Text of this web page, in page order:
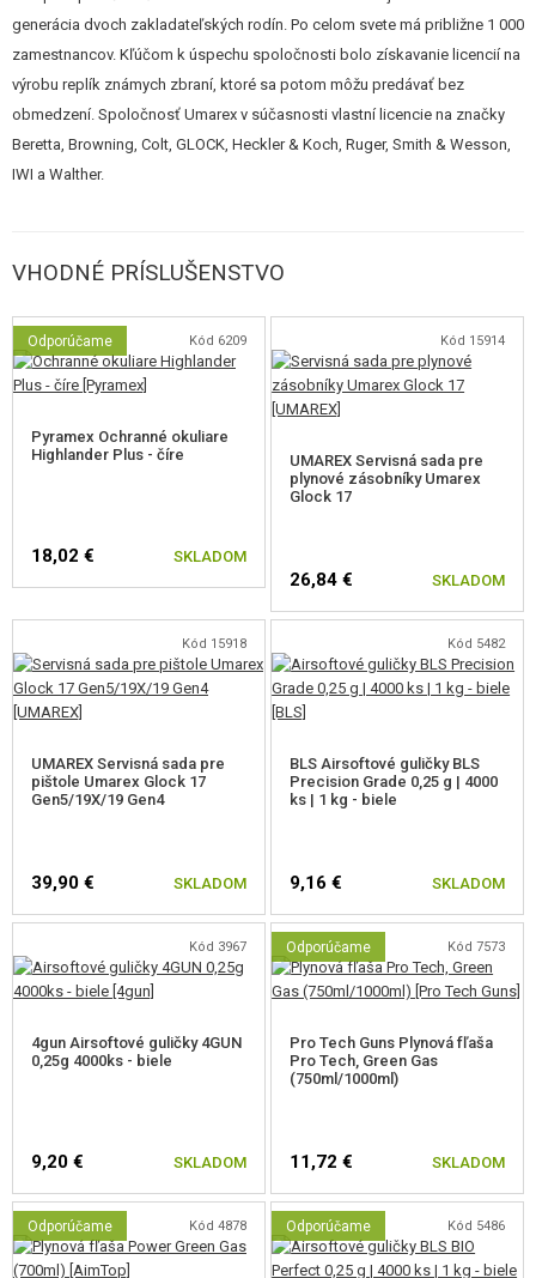
Jedná sa o predka pištoľou GLOCK - model, ktorý stál na samom
počiatku. Originál strieľal náboje kalibru 9 mm a táto licencovaná replika
strieľa 6 mm guličky, ktoré vychádzajú z hlavne s maximálnou energiou 1
Joule. Pokiaľ sa chcete presvedčiť, čo z tejto zbrane urobilo takú klasiku,
môžete ju rozobrať rovnako ako originál. Ťažký kovový záver je vizuálne
pôsobivý a prináša hmotnosť úctyhodných 650 g. Vďaka blowbacku a
všetkých fanúšikov značky GLOCK.
Spúšťový mechanizmus má konštrukčné riešenie typu Single Action.
Zaistenie proti náhodnému výstrelu je, rovnako ako pri ostrej predlohe,
jazýčkovou poistkou. Spúšť je nutné stlačiť na
stred, aby došlo k deaktivácii poistky. Zbraň má tiež
poistku
príslušenstva ako je svietidlo, alebo laser. Zbraň má funkčný záchyt
záveru, kvalitnú kovovú hop-up komoru s VSR gumičkou, nastaviteľným
hop-upom a polykarbonátovou tryskou.
Kovový zásobník má kapacitu23 guličieka na pohon sa využíva Green
Gas. Nastavovanie hop-up je riešené pomocou kolieska na hop-up
komore po zložení záveru. Plniaci ventil je prístupný po odsunutí pätky
zásobníka.
generácia dvoch zakladateľských rodín. Po celom svete má približne 1 000
zamestnancov. Kľúčom k úspechu spoločnosti bolo získavanie licencií na
výrobu replík známych zbraní, ktoré sa potom môžu predávať bez
obmedzení. Spoločnosť Umarex v súčasnosti vlastní licencie na značky
Beretta, Browning, Colt, GLOCK, Heckler & Koch, Ruger, Smith & Wesson,
IWI a Walther.
VHODNÉ PRÍSLUŠENSTVO
Odporúčame Kód 6209
Pyramex Ochranné okuliare
Highlander Plus - číre
18,02 € SKLADOM
Kód 15914
UMAREX Servisná sada pre
plynové zásobníky Umarex
Glock 17
26,84 € SKLADOM
Kód 15918
UMAREX Servisná sada pre
pištole Umarex Glock 17
Gen5/19X/19 Gen4
39,90 € SKLADOM
Kód 5482
BLS Airsoftové guličky BLS
Precision Grade 0,25 g | 4000
ks | 1 kg - biele
9,16 € SKLADOM
Kód 3967
4gun Airsoftové guličky 4GUN
0,25g 4000ks - biele
9,20 € SKLADOM
Odporúčame Kód 7573
Pro Tech Guns Plynová fľaša
Pro Tech, Green Gas
(750ml/1000ml)
11,72 € SKLADOM
Odporúčame Kód 4878 Odporúčame Kód 5486